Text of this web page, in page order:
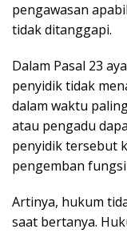
pengawasan
tidak ditanggapi.
Dalam Pasal 23
penyidik tidak
dalam waktu
atau pengadu
penyidik tersebut
pengemban
Artinya, hukum
saat bertanya.